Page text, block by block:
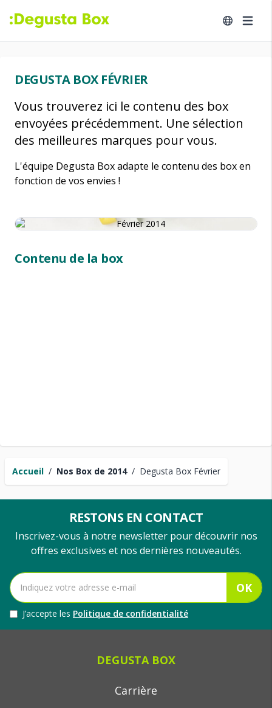
Accueil / Nos Box de 2014 / Degusta Box Février
DEGUSTA BOX FÉVRIER
Vous trouverez ici le contenu des box
envoyées précédemment. Une sélection
des meilleures marques pour vous.
L'équipe Degusta Box adapte le contenu des box en
fonction de vos envies !
Contenu de la box
RESTONS EN CONTACT
Inscrivez-vous à notre newsletter pour découvrir nos
offres exclusives et nos dernières nouveautés.
OK
J’accepte les Politique de confidentialité
DEGUSTA BOX
Carrière